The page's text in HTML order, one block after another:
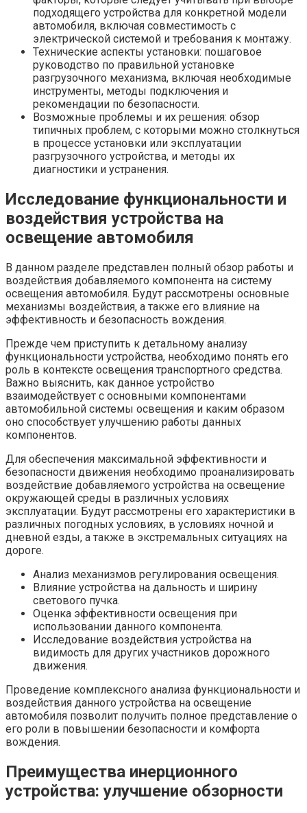
подходящего устройства для конкретной модели
автомобиля, включая совместимость с
электрической системой и требования к монтажу.
Технические аспекты установки: пошаговое
руководство по правильной установке
разгрузочного механизма, включая необходимые
инструменты, методы подключения и
рекомендации по безопасности.
Возможные проблемы и их решения: обзор
типичных проблем, с которыми можно столкнуться
в процессе установки или эксплуатации
разгрузочного устройства, и методы их
диагностики и устранения.
Исследование функциональности и
воздействия устройства на
освещение автомобиля
В данном разделе представлен полный обзор работы и
воздействия добавляемого компонента на систему
освещения автомобиля. Будут рассмотрены основные
механизмы воздействия, а также его влияние на
эффективность и безопасность вождения.
Прежде чем приступить к детальному анализу
функциональности устройства, необходимо понять его
роль в контексте освещения транспортного средства.
Важно выяснить, как данное устройство
взаимодействует с основными компонентами
автомобильной системы освещения и каким образом
оно способствует улучшению работы данных
компонентов.
Для обеспечения максимальной эффективности и
безопасности движения необходимо проанализировать
воздействие добавляемого устройства на освещение
окружающей среды в различных условиях
эксплуатации. Будут рассмотрены его характеристики в
различных погодных условиях, в условиях ночной и
дневной езды, а также в экстремальных ситуациях на
дороге.
Анализ механизмов регулирования освещения.
Влияние устройства на дальность и ширину
светового пучка.
Оценка эффективности освещения при
использовании данного компонента.
Исследование воздействия устройства на
видимость для других участников дорожного
движения.
Проведение комплексного анализа функциональности и
воздействия данного устройства на освещение
автомобиля позволит получить полное представление о
его роли в повышении безопасности и комфорта
вождения.
Преимущества инерционного
устройства: улучшение обзорности